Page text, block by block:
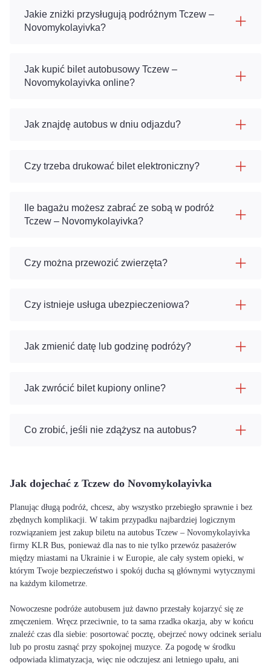
Jakie zniżki przysługują podróżnym Tczew –
Novomykolayivka?
Jak kupić bilet autobusowy Tczew –
Novomykolayivka online?
Jak znajdę autobus w dniu odjazdu?
Czy trzeba drukować bilet elektroniczny?
Ile bagażu możesz zabrać ze sobą w podróż
Tczew – Novomykolayivka?
Czy można przewozić zwierzęta?
Czy istnieje usługa ubezpieczeniowa?
Jak zmienić datę lub godzinę podróży?
Jak zwrócić bilet kupiony online?
Co zrobić, jeśli nie zdążysz na autobus?
Jak dojechać z Tczew do Novomykolayivka
Planując długą podróż, chcesz, aby wszystko przebiegło sprawnie i bez
zbędnych komplikacji. W takim przypadku najbardziej logicznym
rozwiązaniem jest zakup biletu na autobus Tczew – Novomykolayivka
firmy KLR Bus, ponieważ dla nas to nie tylko przewóz pasażerów
między miastami na Ukrainie i w Europie, ale cały system opieki, w
którym Twoje bezpieczeństwo i spokój ducha są głównymi wytycznymi
na każdym kilometrze.
Nowoczesne podróże autobusem już dawno przestały kojarzyć się ze
zmęczeniem. Wręcz przeciwnie, to ta sama rzadka okazja, aby w końcu
znaleźć czas dla siebie: posortować pocztę, obejrzeć nowy odcinek serialu
lub po prostu zasnąć przy spokojnej muzyce. Za pogodę w środku
odpowiada klimatyzacja, więc nie odczujesz ani letniego upału, ani